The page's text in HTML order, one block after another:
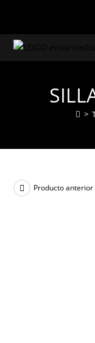
contenido
>
Producto anterior